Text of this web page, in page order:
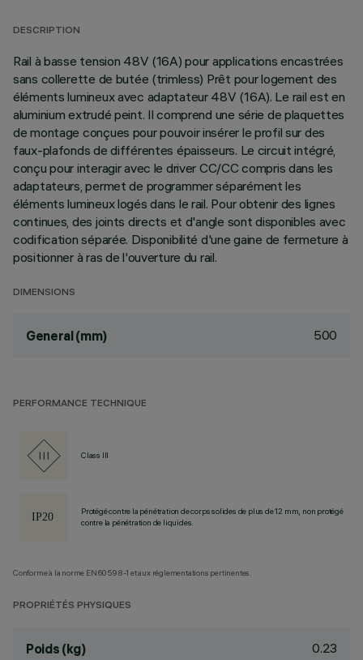
DESCRIPTION
Rail à basse tension 48V (16A) pour applications encastrées
sans collerette de butée (trimless) Prêt pour logement des
éléments lumineux avec adaptateur 48V (16A). Le rail est en
aluminium extrudé peint. Il comprend une série de plaquettes
de montage conçues pour pouvoir insérer le profil sur des
faux-plafonds de différentes épaisseurs. Le circuit intégré,
conçu pour interagir avec le driver CC/CC compris dans les
adaptateurs, permet de programmer séparément les
éléments lumineux logés dans le rail. Pour obtenir des lignes
continues, des joints directs et d'angle sont disponibles avec
codification séparée. Disponibilité d'une gaine de fermeture à
positionner à ras de l'ouverture du rail.
DIMENSIONS
General (mm) 500
PERFORMANCE TECHNIQUE
Class III
Protégé contre la pénétration de corps solides de plus de 12 mm, non protégé
contre la pénétration de liquides.
Conforme à la norme EN60598-1 et aux réglementations pertinentes.
PROPRIÉTÉS PHYSIQUES
Poids (kg) 0.23